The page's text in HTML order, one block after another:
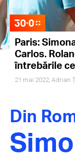
Paris:
Carlos.
întrebările
21 mai 2022, Adrian
Din